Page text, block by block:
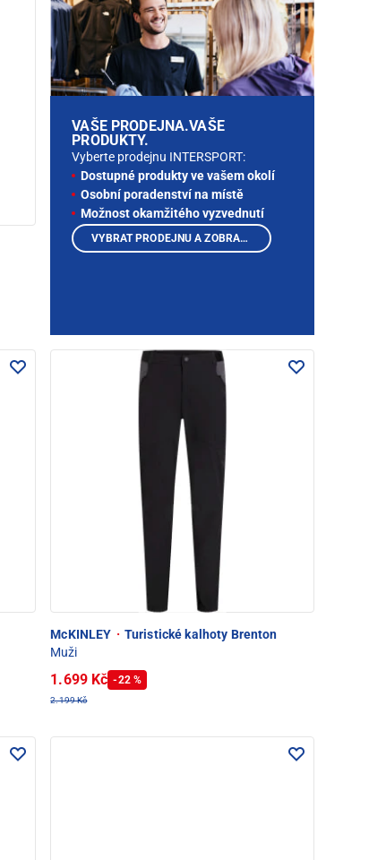
McKINLEY · Turistické kalhoty Brenton
Muži
1.699 Kč -22 %
2.199 Kč
VAŠE PRODEJNA.VAŠE
PRODUKTY.
Vyberte prodejnu INTERSPORT:
Dostupné produkty ve vašem okolí
Osobní poradenství na místě
Možnost okamžitého vyzvednutí
VYBRAT PRODEJNU A ZOBRAZIT PRODUKTY